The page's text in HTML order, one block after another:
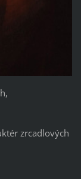
zrcadlových